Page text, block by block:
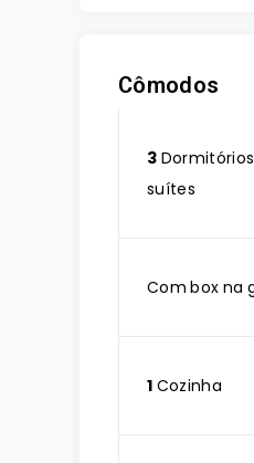
Cômodos
3
suítes
Com box na
1 Cozinha